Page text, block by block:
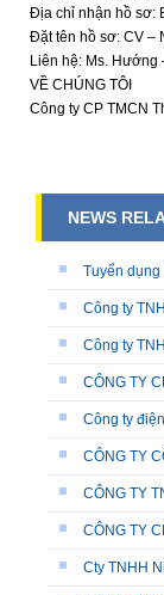
Địa chỉ nhận hồ sơ:
Đặt tên hồ sơ: CV –
Liên hệ: Ms. Hướng
VỀ CHÚNG TÔI
Công ty CP TMCN
NEWS
Tuyển dụng
Công ty
Công ty
CÔNG TY
Công ty
CÔNG TY
CÔNG TY
CÔNG TY
Cty TNHH